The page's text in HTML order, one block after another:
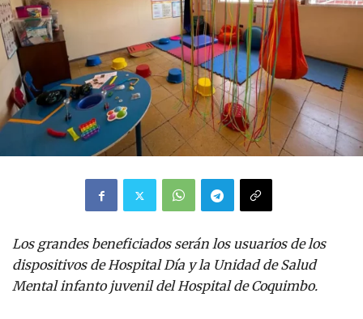
Los grandes beneficiados serán los usuarios de los
dispositivos de Hospital Día y la Unidad de Salud
Mental infanto juvenil del Hospital de Coquimbo.